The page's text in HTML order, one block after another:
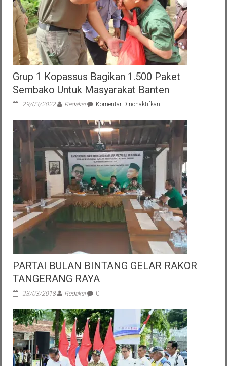
Grup 1 Kopassus Bagikan 1.500 Paket
Sembako Untuk Masyarakat Banten
29/03/2022 Redaksi Komentar Dinonaktifkanpada
1.500
Sembako
Untuk
Masyarakat
Banten
PARTAI BULAN BINTANG GELAR RAKOR
TANGERANG RAYA
23/03/2018 Redaksi 0